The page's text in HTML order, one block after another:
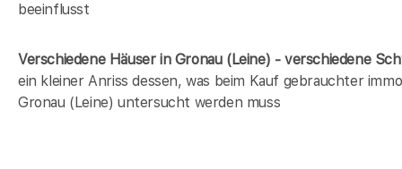
beeinflusst
Verschiedene Häuser in Gronau (Leine) - verschiedene
ein kleiner Anriss dessen, was beim Kauf gebrauchter
Gronau (Leine) untersucht werden muss